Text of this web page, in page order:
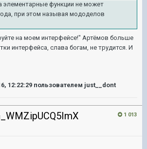
элементарные функции не может
при этом называя мододелов
на моем интерфейсе!" Артёмов больше
интерфейса, слава богам, не трудится. И
12:22:29 пользователем just__dont
1 013